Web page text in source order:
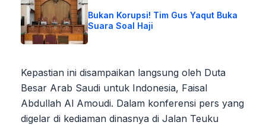
Bukan Korupsi! Tim Gus Yaqut Buka
Suara Soal Haji
Kepastian ini disampaikan langsung oleh Duta
Besar Arab Saudi untuk Indonesia, Faisal
Abdullah Al Amoudi. Dalam konferensi pers yang
digelar di kediaman dinasnya di Jalan Teuku